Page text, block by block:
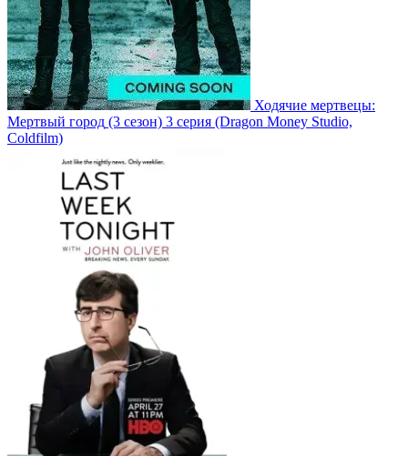
Ходячие мертвецы:
Мертвый город (3 сезон) 3 серия (Dragon Money Studio,
Coldfilm)